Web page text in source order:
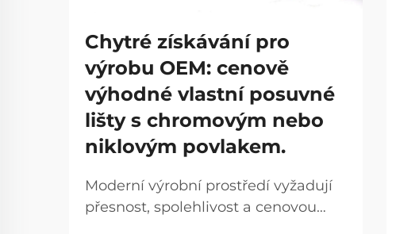
Chytré získávání pro
výrobu OEM: cenově
výhodné vlastní posuvné
lišty s chromovým nebo
niklovým povlakem.
Moderní výrobní prostředí vyžadují
přesnost, spolehlivost a cenovou